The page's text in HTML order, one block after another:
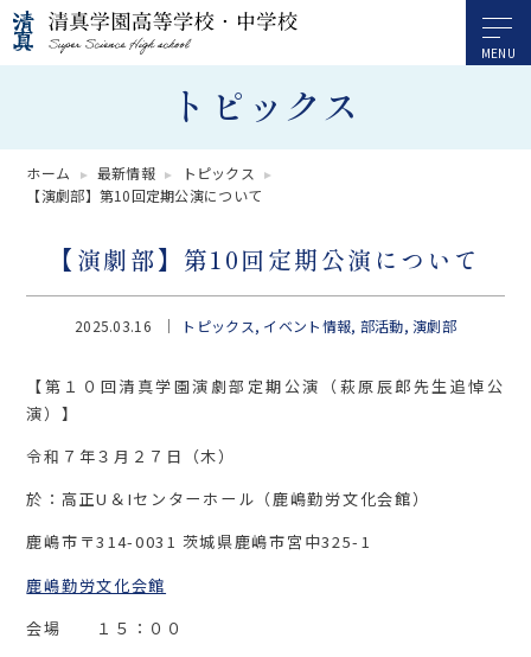
トピックス
ホーム 最新情報
トピックス
【演劇部】第10回定期公演について
【演劇部】第10回定期公演について
2025.03.16 トピックス イベント情報 部活動 演劇部
【第１０回清真学園演劇部定期公演（萩原辰郎先生追悼公
演）】
令和７年３月２７日（木）
於：高正U＆Iセンターホール（鹿嶋勤労文化会館）
鹿嶋市〒314-0031 茨城県鹿嶋市宮中325-1
鹿嶋勤労文化会館
会場 １５：００